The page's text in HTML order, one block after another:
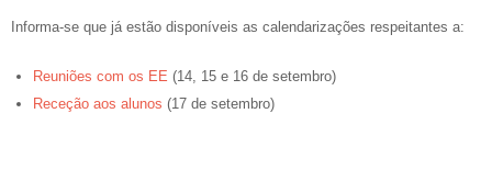
Informa-se que já estão disponíveis as calendarizações respeitantes a:
Reuniões com os EE (14, 15 e 16 de setembro)
Receção aos alunos (17 de setembro)